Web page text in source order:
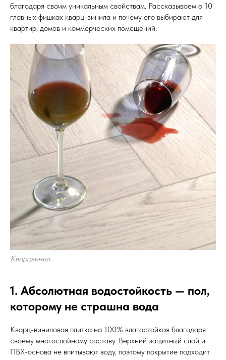
благодаря своим уникальным свойствам. Рассказываем о 10
главных фишках кварц-винила и почему его выбирают для
квартир, домов и коммерческих помещений.
Кварцвинил
1. Абсолютная водостойкость — пол,
которому не страшна вода
Кварц-виниловая плитка на 100% влагостойкая благодаря
своему многослойному составу. Верхний защитный слой и
ПВХ-основа не впитывают воду, поэтому покрытие подходит